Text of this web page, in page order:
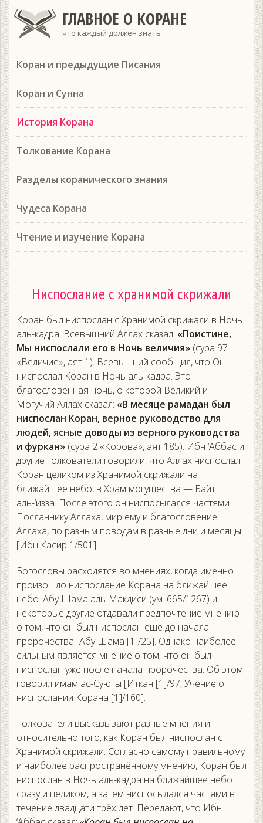
ГЛАВНОЕ О КОРАНЕ
что каждый должен знать
Коран и предыдущие Писания
Коран и Сунна
История Корана
Толкование Корана
Разделы коранического знания
Чудеса Корана
Чтение и изучение Корана
Ниспослание с хранимой скрижали
Коран был ниспослан с Хранимой скрижали в Ночь
аль-кадра. Всевышний Аллах сказал: «Поистине,
Мы ниспослали его в Ночь величия» (сура 97
«Величие», аят 1). Всевышний сообщил, что Он
ниспослал Коран в Ночь аль-кадра. Это —
благословенная ночь, о которой Великий и
Могучий Аллах сказал: «В месяце рамадан был
ниспослан Коран, верное руководство для
людей, ясные доводы из верного руководства
и фуркан» (сура 2 «Корова», аят 185). Ибн ‘Аббас и
другие толкователи говорили, что Аллах ниспослал
Коран целиком из Хранимой скрижали на
ближайшее небо, в Храм могущества — Байт
аль-‘изза. После этого он ниспосылался частями
Посланнику Аллаха, мир ему и благословение
Аллаха, по разным поводам в разные дни и месяцы
[Ибн Касир 1/501].
Богословы расходятся во мнениях, когда именно
произошло ниспослание Корана на ближайшее
небо. Абу Шама аль-Макдиси (ум. 665/1267) и
некоторые другие отдавали предпочтение мнению
о том, что он был ниспослан ещё до начала
пророчества [Абу Шама [1]/25]. Однако наиболее
сильным является мнение о том, что он был
ниспослан уже после начала пророчества. Об этом
говорил имам ас-Суюты [Иткан [1]/97, Учение о
ниспослании Корана [1]/160].
Толкователи высказывают разные мнения и
относительно того, как Коран был ниспослан с
Хранимой скрижали. Согласно самому правильному
и наиболее распространённому мнению, Коран был
ниспослан в Ночь аль-кадра на ближайшее небо
сразу и целиком, а затем ниспосылался частями в
течение двадцати трёх лет. Передают, что Ибн